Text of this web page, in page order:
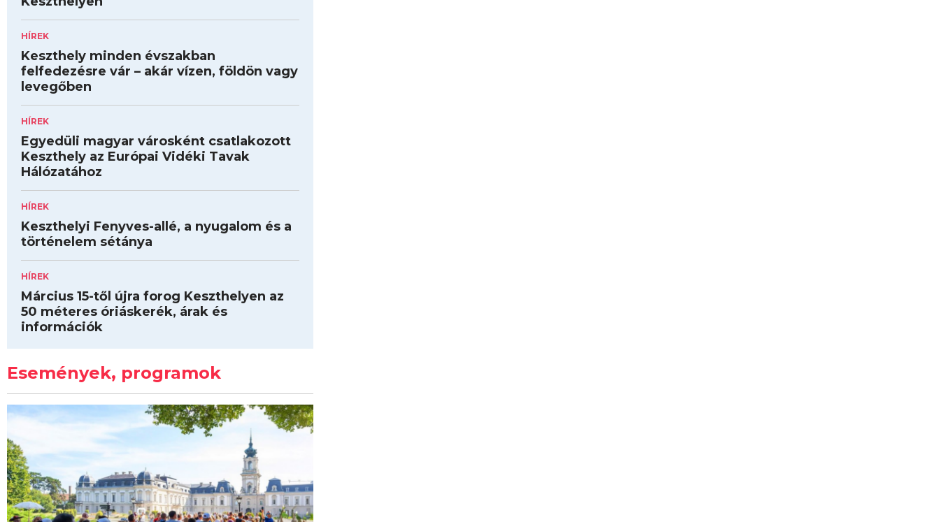
HÍREK
Keszthely minden évszakban
felfedezésre vár – akár vízen, földön vagy
levegőben
HÍREK
Egyedüli magyar városként csatlakozott
Keszthely az Európai Vidéki Tavak
Hálózatához
HÍREK
Keszthelyi Fenyves-allé, a nyugalom és a
történelem sétánya
HÍREK
Március 15-től újra forog Keszthelyen az
50 méteres óriáskerék, árak és
információk
Események, programok